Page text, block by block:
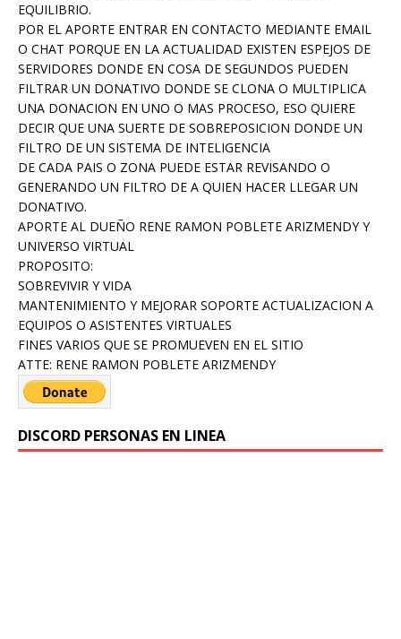
EQUILIBRIO.
POR EL APORTE ENTRAR EN CONTACTO MEDIANTE EMAIL
O CHAT PORQUE EN LA ACTUALIDAD EXISTEN ESPEJOS DE
SERVIDORES DONDE EN COSA DE SEGUNDOS PUEDEN
FILTRAR UN DONATIVO DONDE SE CLONA O MULTIPLICA
UNA DONACION EN UNO O MAS PROCESO, ESO QUIERE
DECIR QUE UNA SUERTE DE SOBREPOSICION DONDE UN
FILTRO DE UN SISTEMA DE INTELIGENCIA
DE CADA PAIS O ZONA PUEDE ESTAR REVISANDO O
GENERANDO UN FILTRO DE A QUIEN HACER LLEGAR UN
DONATIVO.
APORTE AL DUEÑO RENE RAMON POBLETE ARIZMENDY Y
UNIVERSO VIRTUAL
PROPOSITO:
SOBREVIVIR Y VIDA
MANTENIMIENTO Y MEJORAR SOPORTE ACTUALIZACION A
EQUIPOS O ASISTENTES VIRTUALES
FINES VARIOS QUE SE PROMUEVEN EN EL SITIO
ATTE: RENE RAMON POBLETE ARIZMENDY
DISCORD PERSONAS EN LINEA